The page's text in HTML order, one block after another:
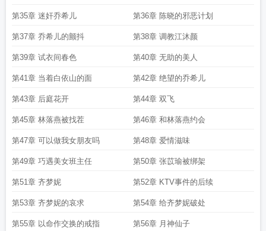
第35章 迷奸乔希儿 第36章 陈晓的邪恶计划
第37章 乔希儿的颤抖 第38章 调教江沐颜
第39章 试衣间春色 第40章 无助的美人
第41章 当着白依山的面 第42章 绝望的乔希儿
第43章 后庭花开 第44章 双飞
第45章 林落燕被找茬 第46章 和林落燕约会
第47章 可以做我女朋友吗 第48章 爱情滋味
第49章 巧遇美女班主任 第50章 张苡瑜被绑架
第51章 齐梦妮 第52章 KTV事件的后续
第53章 齐梦妮的哀求 第54章 给齐梦妮破处
第55章 以命作交换的戒指 第56章 月神仙子